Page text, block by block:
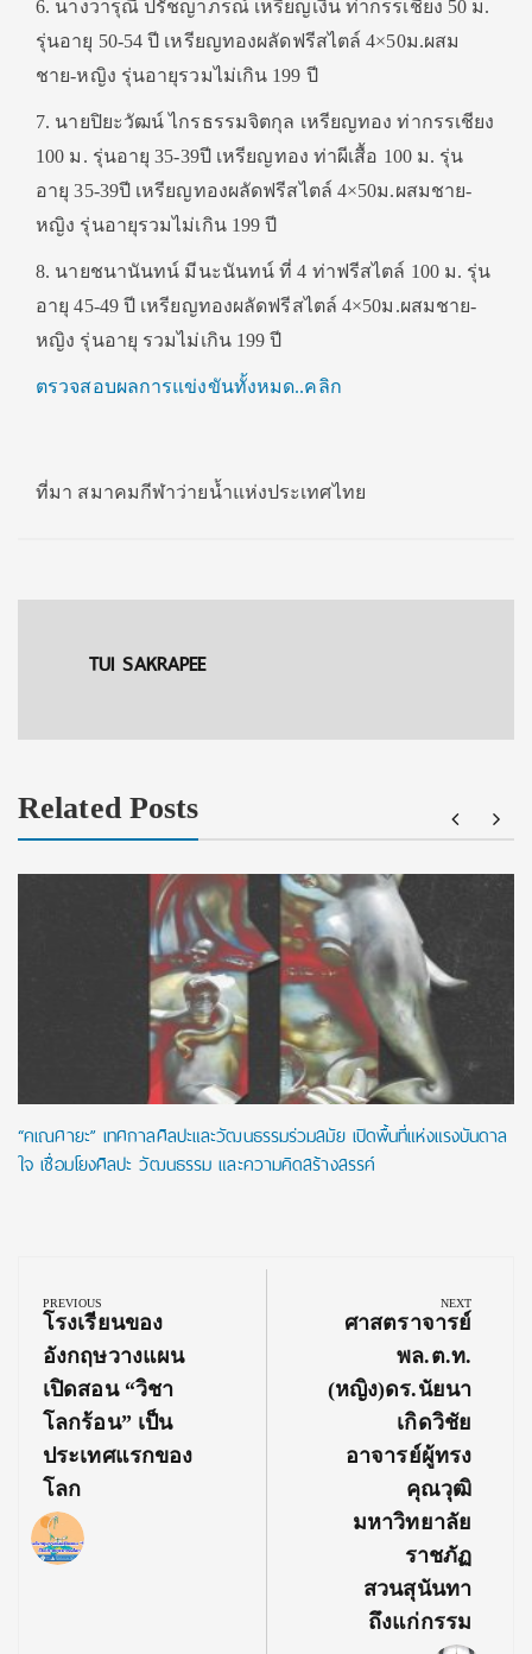
6. นางวารุณี ปรัชญาภรณ์ เหรียญเงิน ท่ากรรเชียง 50 ม.
รุ่นอายุ 50-54 ปี เหรียญทองผลัดฟรีสไตล์ 4×50ม.ผสม
ชาย-หญิง รุ่นอายุรวมไม่เกิน 199 ปี
7. นายปิยะวัฒน์ ไกรธรรมจิตกุล เหรียญทอง ท่ากรรเชียง
100 ม. รุ่นอายุ 35-39ปี เหรียญทอง ท่าผีเสื้อ 100 ม. รุ่น
อายุ 35-39ปี เหรียญทองผลัดฟรีสไตล์ 4×50ม.ผสมชาย-
หญิง รุ่นอายุรวมไม่เกิน 199 ปี
8. นายชนานันทน์ มีนะนันทน์ ที่ 4 ท่าฟรีสไตล์ 100 ม. รุ่น
อายุ 45-49 ปี เหรียญทองผลัดฟรีสไตล์ 4×50ม.ผสมชาย-
หญิง รุ่นอายุ รวมไม่เกิน 199 ปี
ตรวจสอบผลการแข่งขันทั้งหมด..คลิก
ที่มา สมาคมกีฬาว่ายน้ำแห่งประเทศไทย
TUI SAKRAPEE
Related Posts
“คเณศายะ” เทศกาลศิลปะและวัฒนธรรมร่วมสมัย เปิดพื้นที่แห่งแรงบันดาล
ใจ เชื่อมโยงศิลปะ วัฒนธรรม และความคิดสร้างสรรค์
navigation
PREVIOUS
Previous
Post:
โรงเรียนของ
อังกฤษวางแผน
เปิดสอน “วิชา
โลกร้อน” เป็น
ประเทศแรกของ
โลก
NEXT
Next
ศาสตราจารย์
พล.ต.ท.
(หญิง)ดร.นัยนา
เกิดวิชัย
อาจารย์ผู้ทรง
คุณวุฒิ
มหาวิทยาลัย
ราชภัฏ
สวนสุนันทา
ถึงแก่กรรม